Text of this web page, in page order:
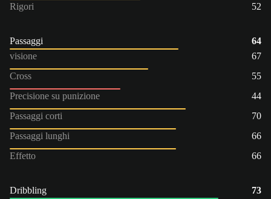
Rigori
52
Passaggi
64
visione
67
Cross
55
Precisione su punizione
44
Passaggi corti
70
Passaggi lunghi
66
Effetto
66
Dribbling
73